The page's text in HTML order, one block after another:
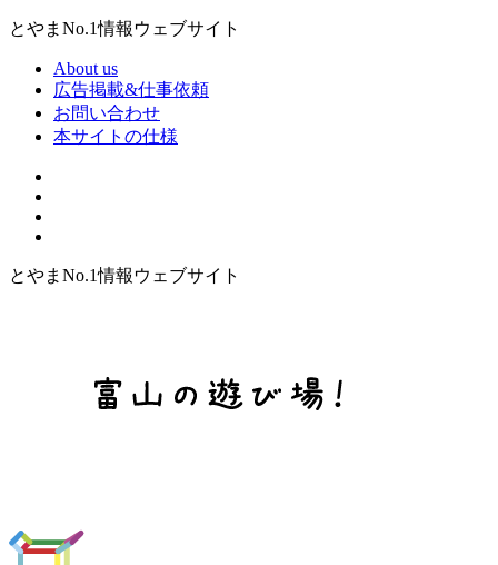
とやまNo.1情報ウェブサイト
About us
広告掲載&仕事依頼
お問い合わせ
本サイトの仕様
とやまNo.1情報ウェブサイト